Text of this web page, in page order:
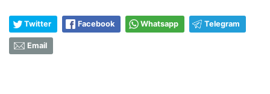
Twitter Facebook Whatsapp Telegram
Email